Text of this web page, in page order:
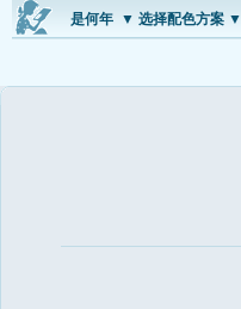
是何年 ▼ 选择配色方案 ▼